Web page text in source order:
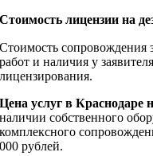
Стоимость лицензии на
Стоимость сопровождения
работ и наличия у
лицензирования.
Цена услуг в Краснодаре
наличии собственного
комплексного
000 рублей.